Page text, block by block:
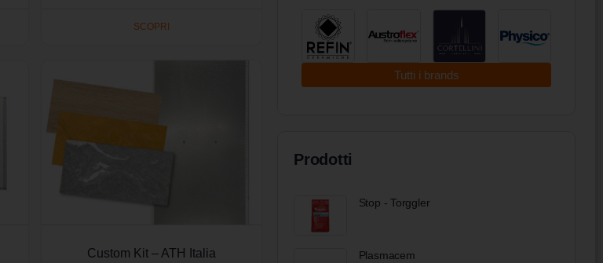
SCOPRI
Custom Kit – ATH Italia
Tutti i brands
Prodotti
Stop - Torggler
Plasmacem